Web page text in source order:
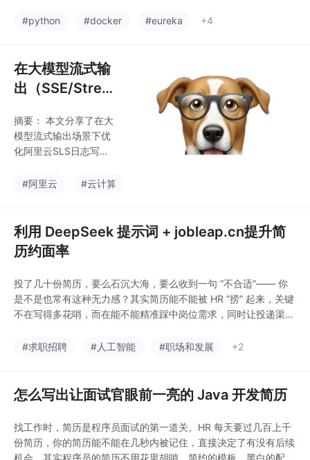
相关岗位需求持续增
ker资源，替代命令行操
心价值：提供Python接
口操作Docker引擎，解
决手动命令、自动化部
装docker模块并验证连
接 常用API： 镜像管
理：拉取、查看、删除
理：创建、启动、执行
#python #docker #eureka +4
在大模型流式输
出（SSE/Strea
何高效、合规地
将日志写入阿里
务）
摘要： 本文分享了在大
模型流式输出场景下优
化阿里云SLS日志写入
暴增、账单激增、网络
案：1）内存聚合流式内
容，仅在响应结束时写
入单条结构化日志；2）
异步收集或Producer S
DK避免主线程阻塞。同
时规范了日志JSON结
等关键指标，并给出四
大小限制
#阿里云 #云计算
​利用 DeepSeek 提示词 + jobleap.cn提升简
历约面率​
​投了几十份简历，要么石沉大海，要么收到一句 “不合适”—— 你
是不是也常有这种无力感？其实简历能不能被 HR “捞” 起来，关键
不在写得多花哨，而在能不能精准踩中岗位需求，同时让投递渠道
ek 的高阶提示词把简历改到 “对味”，再靠jobleap.cn让好简历精
#求职招聘 #人工智能 #职场和发展 +2
怎么写出让面试官眼前一亮的 Java 开发简历
找工作时，简历是程序员面试的第一道关。HR 每天要过几百上千
份简历，你的简历能不能在几秒内被记住，直接决定了有没有后续
机会。其实程序员的简历不用花里胡哨，简约的模板、黑白的配色